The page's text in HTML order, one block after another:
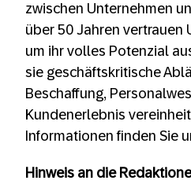
zwischen Unternehmen
über 50 Jahren vertrauen
um ihr volles Potenzial
sie geschäftskritische
Beschaffung,
Kundenerlebnis
Informationen finden Sie
Hinweis an die